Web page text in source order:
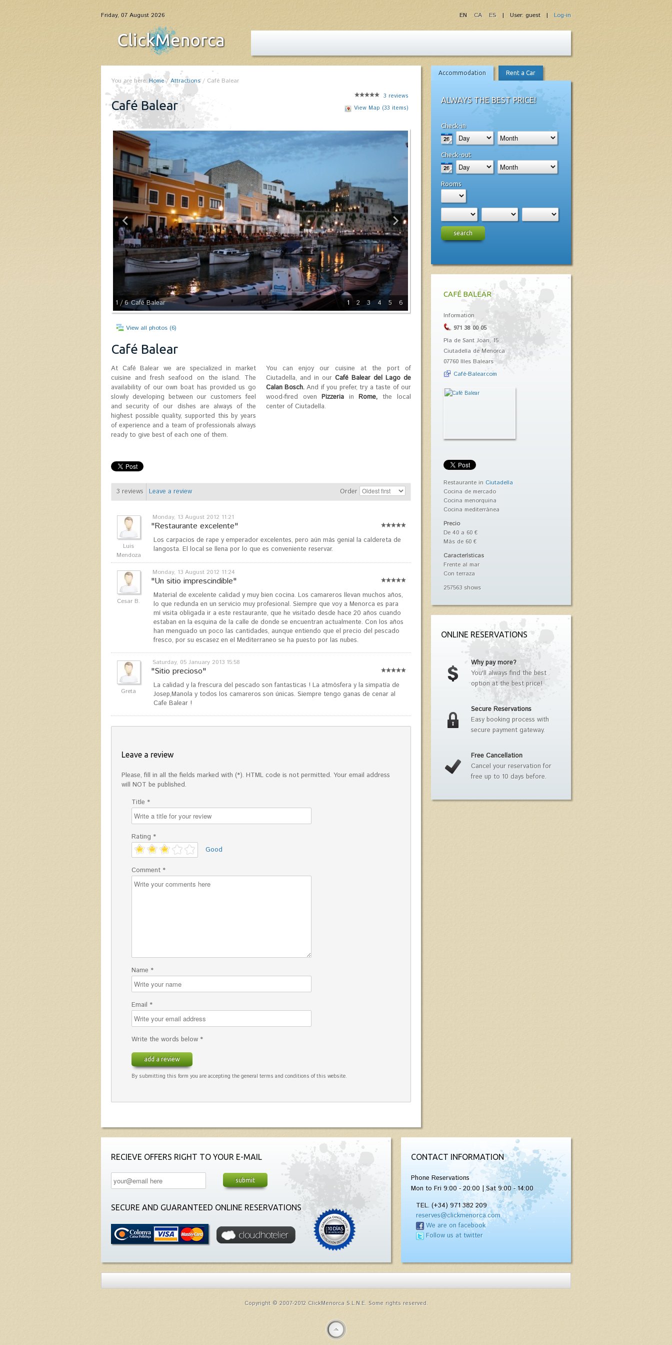
Friday, 07 August 2026 | User: guest | Log-in
EN CA ES
You are here: Home/Attractions/ Café Balear
Café Balear
3 reviews
View Map (33 items)
1 / 6 Café Balear 1 2 3 4 5 6
View all photos (6)
Café Balear
At Café Balear we are specialized in market
cuisine and fresh seafood on the island. The
availability of our own boat has provided us go
slowly developing between our customers feel
and security of our dishes are always of the
highest possible quality, supported this by years
of experience and a team of professionals always
ready to give best of each one of them.
You can enjoy our cuisine at the port of
Ciutadella, and in our Café Balear del Lago de
Calan Bosch. And if you prefer, try a taste of our
wood-fired oven Pizzeria in Rome, the local
center of Ciutadella.
3 reviews Leave a review Order
Luis
Mendoza
Monday, 13 August 2012 11:21
"Restaurante excelente"
Los carpacios de rape y emperador excelentes, pero aún más genial la caldereta de
langosta. El local se llena por lo que es conveniente reservar.
Cesar B.
Monday, 13 August 2012 11:24
"Un sitio imprescindible"
Material de excelente calidad y muy bien cocina. Los camareros llevan muchos años,
lo que redunda en un servicio muy profesional. Siempre que voy a Menorca es para
mí visita obligada ir a este restaurante, que he visitado desde hace 20 años cuando
estaban en la esquina de la calle de donde se encuentran actualmente. Con los años
han menguado un poco las cantidades, aunque entiendo que el precio del pescado
fresco, por su escasez en el Mediterraneo se ha puesto por las nubes.
Greta
Saturday, 05 January 2013 15:58
"Sitio precioso"
La calidad y la frescura del pescado son fantasticas ! La atmósfera y la simpatía de
Josep,Manola y todos los camareros son únicas. Siempre tengo ganas de cenar al
Cafe Balear !
Leave a review
Please, fill in all the fields marked with (*). HTML code is not permitted. Your email address
will NOT be published.
Title *
Rating *
'
Good
Comment *
Name *
Email *
Write the words below *
add a review
By submitting this form you are accepting the general terms and conditions of this website.
Accommodation Rent a Car
ALWAYS THE BEST PRICE!
Check-in
Check-out
Rooms
search
CAFÉ BALEAR
Information
971 38 00 05
Pla de Sant Joan, 15
Ciutadella de Menorca
07760 Illes Balears
Café-Balear.com
Restaurante in Ciutadella
Cocina de mercado
Cocina menorquina
Cocina mediterránea
Precio
De 40 a 60 €
Más de 60 €
Características
Frente al mar
Con terraza
257563 shows
ONLINE RESERVATIONS
Why pay more?
You'll always find the best
option at the best price!
Secure Reservations
Easy booking process with
secure payment gateway.
Free Cancellation
Cancel your reservation for
free up to 10 days before.
RECIEVE OFFERS RIGHT TO YOUR E-MAIL
SECURE AND GUARANTEED ONLINE RESERVATIONS
CONTACT INFORMATION
Phone Reservations
Mon to Fri 9:00 - 20:00 | Sat 9:00 - 14:00
TEL. (+34) 971 382 209
reserves@clickmenorca.com
We are on facebook
Follow us at twitter
Copyright © 2007-2012 ClickMenorca S.L.N.E. Some rights reserved.